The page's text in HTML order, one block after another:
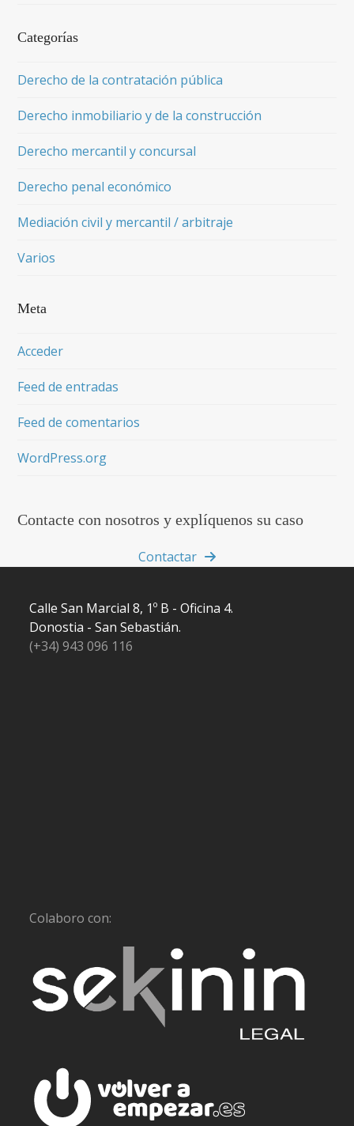
Categorías
Derecho de la contratación pública
Derecho inmobiliario y de la construcción
Derecho mercantil y concursal
Derecho penal económico
Mediación civil y mercantil / arbitraje
Varios
Meta
Acceder
Feed de entradas
Feed de comentarios
WordPress.org
Contacte con nosotros y explíquenos su caso
Contactar
Calle San Marcial 8, 1º B - Oficina 4.
Donostia - San Sebastián.
(+34) 943 096 116
Colaboro con: